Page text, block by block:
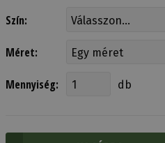
Szín:
Méret:
Mennyiség: db